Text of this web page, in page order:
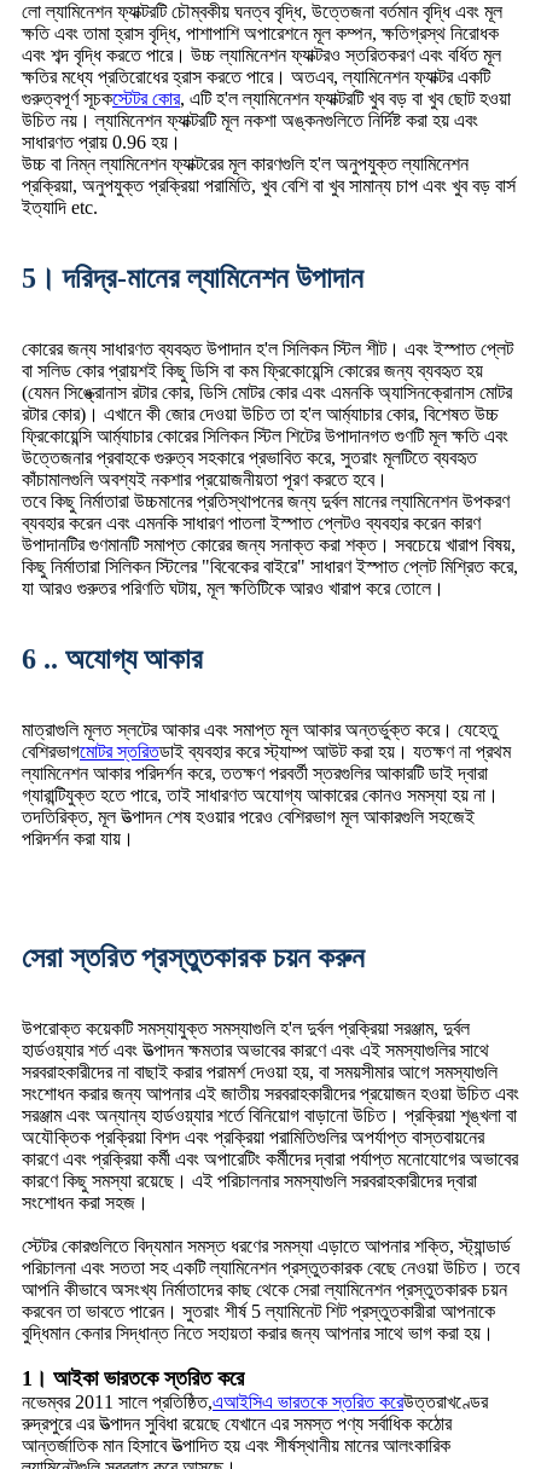
লো ল্যামিনেশন ফ্যাক্টরটি চৌম্বকীয় ঘনত্ব বৃদ্ধি, উত্তেজনা বর্তমান বৃদ্ধি এবং মূল
ক্ষতি এবং তামা হ্রাস বৃদ্ধি, পাশাপাশি অপারেশনে মূল কম্পন, ক্ষতিগ্রস্থ নিরোধক
এবং শব্দ বৃদ্ধি করতে পারে। উচ্চ ল্যামিনেশন ফ্যাক্টরও স্তরিতকরণ এবং বর্ধিত মূল
ক্ষতির মধ্যে প্রতিরোধের হ্রাস করতে পারে। অতএব, ল্যামিনেশন ফ্যাক্টর একটি
গুরুত্বপূর্ণ সূচকস্টেটর কোর, এটি হ'ল ল্যামিনেশন ফ্যাক্টরটি খুব বড় বা খুব ছোট হওয়া
উচিত নয়। ল্যামিনেশন ফ্যাক্টরটি মূল নকশা অঙ্কনগুলিতে নির্দিষ্ট করা হয় এবং
সাধারণত প্রায় 0.96 হয়।
উচ্চ বা নিম্ন ল্যামিনেশন ফ্যাক্টরের মূল কারণগুলি হ'ল অনুপযুক্ত ল্যামিনেশন
প্রক্রিয়া, অনুপযুক্ত প্রক্রিয়া পরামিতি, খুব বেশি বা খুব সামান্য চাপ এবং খুব বড় বার্স
ইত্যাদি etc.
5। দরিদ্র-মানের ল্যামিনেশন উপাদান
কোরের জন্য সাধারণত ব্যবহৃত উপাদান হ'ল সিলিকন স্টিল শীট। এবং ইস্পাত প্লেট
বা সলিড কোর প্রায়শই কিছু ডিসি বা কম ফ্রিকোয়েন্সি কোরের জন্য ব্যবহৃত হয়
(যেমন সিঙ্ক্রোনাস রটার কোর, ডিসি মোটর কোর এবং এমনকি অ্যাসিনক্রোনাস মোটর
রটার কোর)। এখানে কী জোর দেওয়া উচিত তা হ'ল আর্ম্যাচার কোর, বিশেষত উচ্চ
ফ্রিকোয়েন্সি আর্ম্যাচার কোরের সিলিকন স্টিল শিটের উপাদানগত গুণটি মূল ক্ষতি এবং
উত্তেজনার প্রবাহকে গুরুত্ব সহকারে প্রভাবিত করে, সুতরাং মূলটিতে ব্যবহৃত
কাঁচামালগুলি অবশ্যই নকশার প্রয়োজনীয়তা পূরণ করতে হবে।
তবে কিছু নির্মাতারা উচ্চমানের প্রতিস্থাপনের জন্য দুর্বল মানের ল্যামিনেশন উপকরণ
ব্যবহার করেন এবং এমনকি সাধারণ পাতলা ইস্পাত প্লেটও ব্যবহার করেন কারণ
উপাদানটির গুণমানটি সমাপ্ত কোরের জন্য সনাক্ত করা শক্ত। সবচেয়ে খারাপ বিষয়,
কিছু নির্মাতারা সিলিকন স্টিলের "বিবেকের বাইরে" সাধারণ ইস্পাত প্লেট মিশ্রিত করে,
যা আরও গুরুতর পরিণতি ঘটায়, মূল ক্ষতিটিকে আরও খারাপ করে তোলে।
6 .. অযোগ্য আকার
মাত্রাগুলি মূলত স্লটের আকার এবং সমাপ্ত মূল আকার অন্তর্ভুক্ত করে। যেহেতু
বেশিরভাগমোটর স্তরিতডাই ব্যবহার করে স্ট্যাম্প আউট করা হয়। যতক্ষণ না প্রথম
ল্যামিনেশন আকার পরিদর্শন করে, ততক্ষণ পরবর্তী স্তরগুলির আকারটি ডাই দ্বারা
গ্যারান্টিযুক্ত হতে পারে, তাই সাধারণত অযোগ্য আকারের কোনও সমস্যা হয় না।
তদতিরিক্ত, মূল উত্পাদন শেষ হওয়ার পরেও বেশিরভাগ মূল আকারগুলি সহজেই
পরিদর্শন করা যায়।
সেরা স্তরিত প্রস্তুতকারক চয়ন করুন
উপরোক্ত কয়েকটি সমস্যাযুক্ত সমস্যাগুলি হ'ল দুর্বল প্রক্রিয়া সরঞ্জাম, দুর্বল
হার্ডওয়্যার শর্ত এবং উত্পাদন ক্ষমতার অভাবের কারণে এবং এই সমস্যাগুলির সাথে
সরবরাহকারীদের না বাছাই করার পরামর্শ দেওয়া হয়, বা সময়সীমার আগে সমস্যাগুলি
সংশোধন করার জন্য আপনার এই জাতীয় সরবরাহকারীদের প্রয়োজন হওয়া উচিত এবং
সরঞ্জাম এবং অন্যান্য হার্ডওয়্যার শর্তে বিনিয়োগ বাড়ানো উচিত। প্রক্রিয়া শৃঙ্খলা বা
অযৌক্তিক প্রক্রিয়া বিশদ এবং প্রক্রিয়া পরামিতিগুলির অপর্যাপ্ত বাস্তবায়নের
কারণে এবং প্রক্রিয়া কর্মী এবং অপারেটিং কর্মীদের দ্বারা পর্যাপ্ত মনোযোগের অভাবের
কারণে কিছু সমস্যা রয়েছে। এই পরিচালনার সমস্যাগুলি সরবরাহকারীদের দ্বারা
সংশোধন করা সহজ।
স্টেটর কোরগুলিতে বিদ্যমান সমস্ত ধরণের সমস্যা এড়াতে আপনার শক্তি, স্ট্যান্ডার্ড
পরিচালনা এবং সততা সহ একটি ল্যামিনেশন প্রস্তুতকারক বেছে নেওয়া উচিত। তবে
আপনি কীভাবে অসংখ্য নির্মাতাদের কাছ থেকে সেরা ল্যামিনেশন প্রস্তুতকারক চয়ন
করবেন তা ভাবতে পারেন। সুতরাং শীর্ষ 5 ল্যামিনেট শিট প্রস্তুতকারীরা আপনাকে
বুদ্ধিমান কেনার সিদ্ধান্ত নিতে সহায়তা করার জন্য আপনার সাথে ভাগ করা হয়।
1। আইকা ভারতকে স্তরিত করে
নভেম্বর 2011 সালে প্রতিষ্ঠিত,এআইসিএ ভারতকে স্তরিত করেউত্তরাখণ্ডের
রুদ্রপুরে এর উত্পাদন সুবিধা রয়েছে যেখানে এর সমস্ত পণ্য সর্বাধিক কঠোর
আন্তর্জাতিক মান হিসাবে উত্পাদিত হয় এবং শীর্ষস্থানীয় মানের আলংকারিক